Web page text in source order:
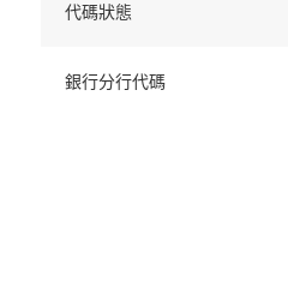
代碼狀態
銀行分行代碼